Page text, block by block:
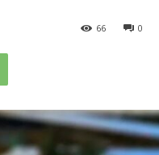
0
66